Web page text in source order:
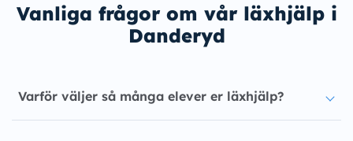
Vanliga frågor om vår läxhjälp i
Danderyd
Varför väljer så många elever er läxhjälp?